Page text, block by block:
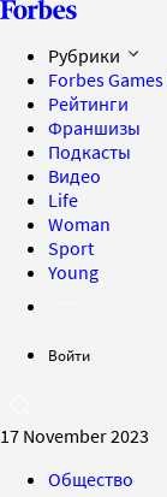
Рубрики
Forbes Games
Рейтинги
Франшизы
Подкасты
Видео
Life
Woman
Sport
Young
Войти
17 November 2023
Общество